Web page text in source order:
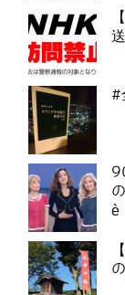
#
è